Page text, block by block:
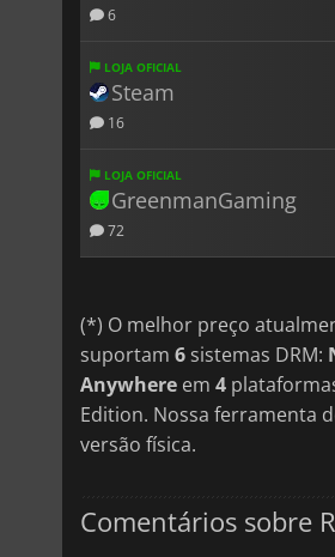
6
LOJA OFICIAL
Steam
16
LOJA OFICIAL
GreenmanGaming
72
(*) O melhor preço
suportam 6 sistemas DRM:
Anywhere em 4
Edition. Nossa ferramenta
versão física.
Comentários sobre